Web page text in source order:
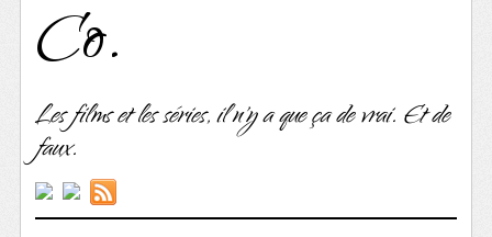
Co.
Les films et les séries, il n'y a que ça de vrai. Et de
faux.